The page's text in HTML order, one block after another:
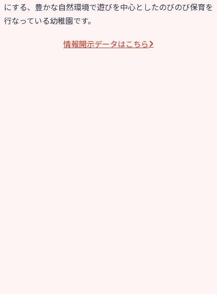
にする、豊かな自然環境で遊びを中心としたのびのび保育を
行なっている幼稚園です。
情報開⽰データはこちら
教職員募集
園のこと